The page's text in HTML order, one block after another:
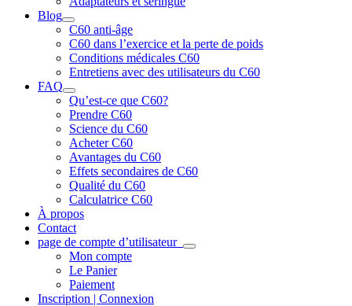
Blog
C60 anti-âge
C60 dans l’exercice et la perte de poids
Conditions médicales C60
Entretiens avec des utilisateurs du C60
FAQ
Qu’est-ce que C60?
Prendre C60
Science du C60
Acheter C60
Avantages du C60
Effets secondaires de C60
Qualité du C60
Calculatrice C60
À propos
Contact
page de compte d’utilisateur
Mon compte
Le Panier
Paiement
Inscription | Connexion